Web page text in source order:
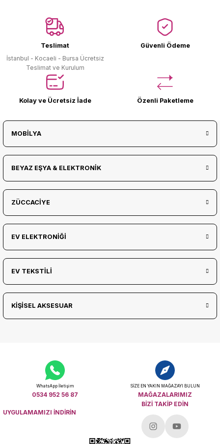
Teslimat
İstanbul - Kocaeli - Bursa Ücretsiz
Teslimat ve Kurulum
Güvenli Ödeme
Kolay ve Ücretsiz İade Özenli Paketleme
MOBİLYA
BEYAZ EŞYA & ELEKTRONİK
ZÜCCACİYE
EV ELEKTRONİĞİ
EV TEKSTİLİ
KİŞİSEL AKSESUAR
WhatsApp İletişim
0534 952 56 87
SİZE EN YAKIN MAĞAZAYI BULUN
MAĞAZALARIMIZ
UYGULAMAMIZI İNDİRİN
BİZİ TAKİP EDİN